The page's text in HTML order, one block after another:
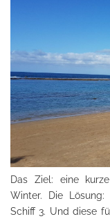
Das Ziel: eine
Winter. Die
Schiff 3. Und diese